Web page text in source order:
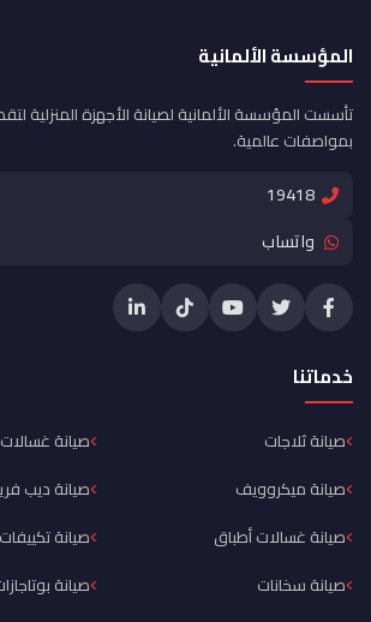
المؤسسة الألمانية
تأسست المؤسسة الألمانية لصيانة الأجهزة المنزلية
بمواصفات عالمية.
19418
واتساب
خدماتنا
صيانة ثلاجات
صيانة غسالات
صيانة ميكروويف
صيانة ديب
صيانة غسالات أطباق
صيانة تكييفات
صيانة سخانات
صيانة